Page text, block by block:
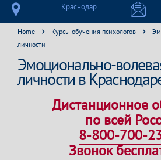
Краснодар
Home Курсы обучения психологов
личности
Эмоционально-
личности в
Дистанционное
по всей
8-800-700-
Звонок